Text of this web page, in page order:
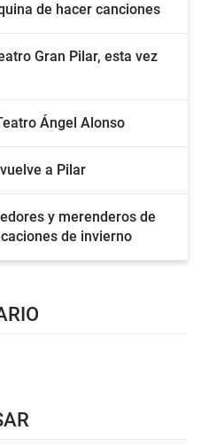
de hacer canciones
Gran Pilar, esta vez
Ángel Alonso
a Pilar
y merenderos de
de invierno